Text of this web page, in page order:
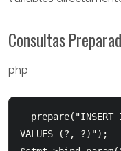
Consultas
php
VALUES (?, ?)");